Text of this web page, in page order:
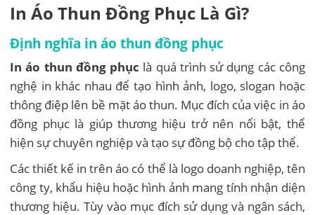
In Áo Thun Đồng Phục Là Gì?
Định nghĩa in áo thun đồng phục
In áo thun đồng phục là quá trình sử dụng các công
nghệ in khác nhau để tạo hình ảnh, logo, slogan hoặc
thông điệp lên bề mặt áo thun. Mục đích của việc in áo
đồng phục là giúp thương hiệu trở nên nổi bật, thể
hiện sự chuyên nghiệp và tạo sự đồng bộ cho tập thể.
Các thiết kế in trên áo có thể là logo doanh nghiệp, tên
công ty, khẩu hiệu hoặc hình ảnh mang tính nhận diện
thương hiệu. Tùy vào mục đích sử dụng và ngân sách,